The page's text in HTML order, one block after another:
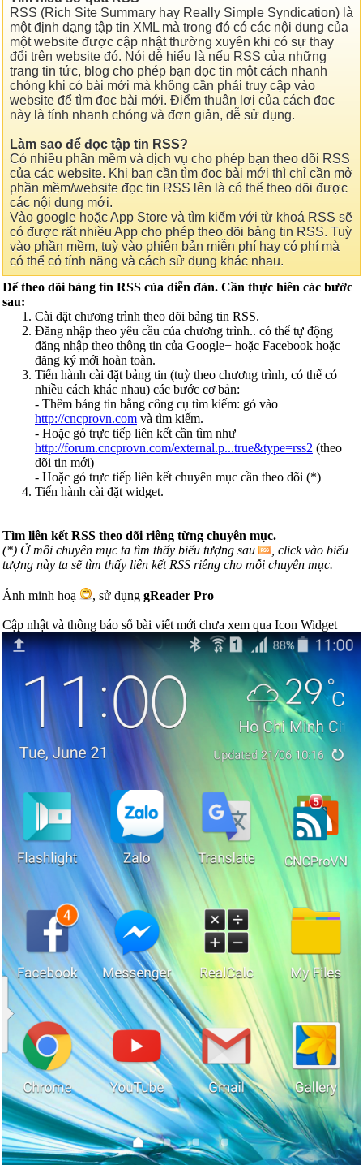
RSS (Rich Site Summary hay Really Simple Syndication) là
một định dạng tập tin XML mà trong đó có các nội dung của
một website được cập nhật thường xuyên khi có sự thay
đổi trên website đó. Nói dễ hiểu là nếu RSS của những
trang tin tức, blog cho phép bạn đọc tin một cách nhanh
chóng khi có bài mới mà không cần phải truy cập vào
website để tìm đọc bài mới. Điểm thuận lợi của cách đọc
này là tính nhanh chóng và đơn giản, dễ sử dụng.
Làm sao để đọc tập tin RSS?
Có nhiều phần mềm và dịch vụ cho phép bạn theo dõi RSS
của các website. Khi bạn cần tìm đọc bài mới thì chỉ cần mở
phần mềm/website đọc tin RSS lên là có thể theo dõi được
các nội dung mới.
Vào google hoặc App Store và tìm kiếm với từ khoá RSS sẽ
có được rất nhiều App cho phép theo dõi bảng tin RSS. Tuỳ
vào phần mềm, tuỳ vào phiên bản miễn phí hay có phí mà
có thể có tính năng và cách sử dụng khác nhau.
Để theo dõi bảng tin RSS của diễn đàn. Cần thực hiên các bước
sau:
Cài đặt chương trình theo dõi bảng tin RSS.
Đăng nhập theo yêu cầu của chương trình.. có thể tự động
đăng nhập theo thông tin của Google+ hoặc Facebook hoặc
đăng ký mới hoàn toàn.
Tiến hành cài đặt bảng tin (tuỳ theo chương trình, có thể có
nhiều cách khác nhau) các bước cơ bản:
- Thêm bảng tin bằng công cụ tìm kiếm: gỏ vào
http://cncprovn.com và tìm kiếm.
- Hoặc gỏ trực tiếp liên kết cần tìm như
http://forum.cncprovn.com/external.p...true&type=rss2 (theo
dõi tin mới)
- Hoặc gỏ trực tiếp liên kết chuyên mục cần theo dõi (*)
Tiến hành cài đặt widget.
Tìm liên kết RSS theo dõi riêng từng chuyên mục.
(*) Ở mỗi chuyên mục ta tìm thấy biểu tượng sau
, click vào biểu
tượng này ta sẽ tìm thấy liên kết RSS riêng cho mỗi chuyên mục.
Ảnh minh hoạ , sử dụng gReader Pro
Cập nhật và thông báo số bài viết mới chưa xem qua Icon Widget